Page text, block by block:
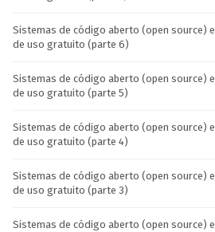
Sistemas de código aberto (open source) e
de uso gratuito (parte 6)
Sistemas de código aberto (open source) e
de uso gratuito (parte 5)
Sistemas de código aberto (open source) e
de uso gratuito (parte 4)
Sistemas de código aberto (open source) e
de uso gratuito (parte 3)
Sistemas de código aberto (open source) e